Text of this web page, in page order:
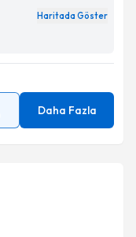
Haritada Göster
Daha Fazla